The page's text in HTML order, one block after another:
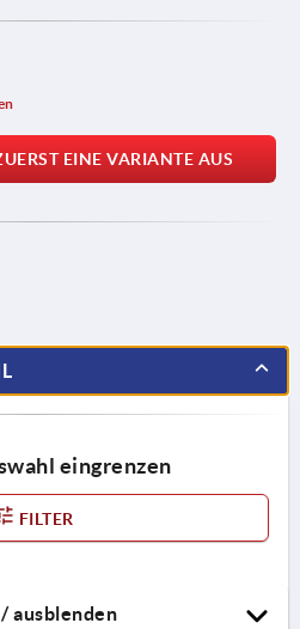
EINE VARIANTE AUS
eingrenzen
FILTER
ausblenden